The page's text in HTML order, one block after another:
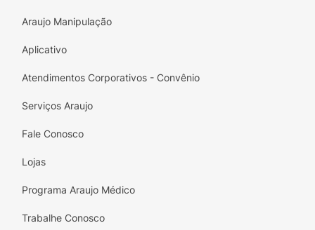
Araujo Manipulação
Aplicativo
Atendimentos Corporativos - Convênio
Serviços Araujo
Fale Conosco
Lojas
Programa Araujo Médico
Trabalhe Conosco